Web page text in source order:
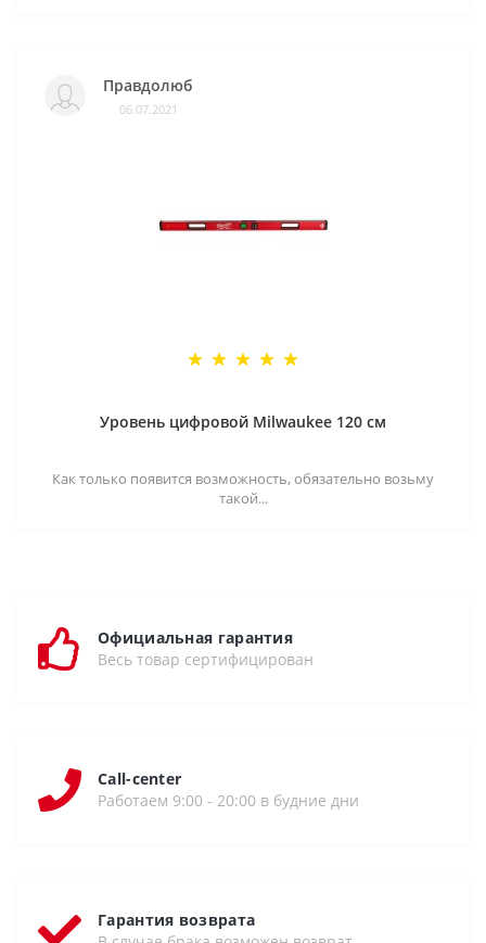
Правдолюб
06.07.2021
Уровень цифровой Milwaukee 120 см
Как только появится возможность, обязательно возьму
такой...
Официальная гарантия
Весь товар сертифицирован
Call-center
Работаем 9:00 - 20:00 в будние дни
Гарантия возврата